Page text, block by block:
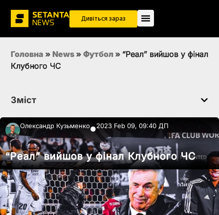
Дивіться зараз
Головна » News » Футбол » “Реал” вийшов у фінал
Клубного ЧС
Зміст
Олександр Кузьменко●2023 Feb 09, 09:40 ДП
“Реал” вийшов у фінал Клубного ЧС